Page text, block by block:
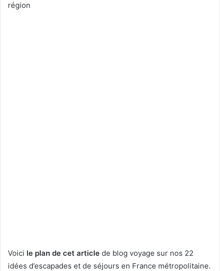
région
Voici le plan de cet article de blog voyage sur nos 22
idées d’escapades et de séjours en France métropolitaine.